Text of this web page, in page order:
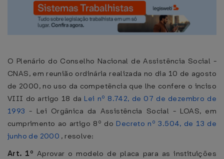
O Plenário do Conselho Nacional de Assistência Social -
CNAS, em reunião ordinária realizada no dia 10 de agosto
de 2000, no uso da competência que lhe confere o inciso
VIII do artigo 18 da Lei nº 8.742, de 07 de dezembro de
1993 - Lei Orgânica da Assistência Social - LOAS, em
cumprimento ao artigo 8º do Decreto nº 3.504, de 13 de
junho de 2000 , resolve:
Art. 1º Aprovar o modelo de placa para as instituições